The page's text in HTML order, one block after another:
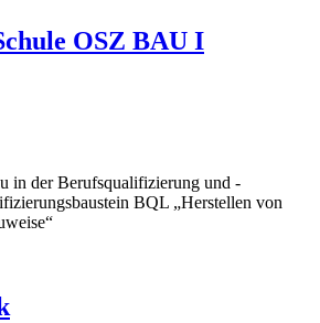
OSZ BAU I
in der Berufsqualifizierung und -
BQL „Herstellen von